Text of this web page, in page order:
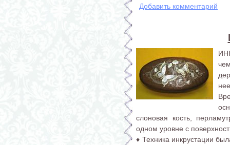
Добавить комментарий
слоновая кость,
одном уровне с
♦ Техника инкрустации